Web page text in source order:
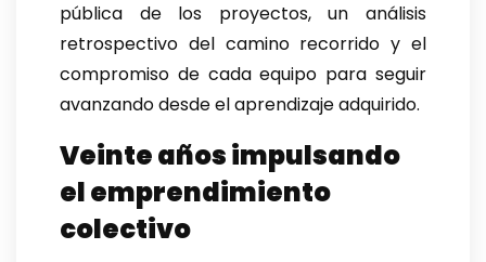
pública de los proyectos, un análisis
retrospectivo del camino recorrido y el
compromiso de cada equipo para seguir
avanzando desde el aprendizaje adquirido.
Veinte años impulsando
el emprendimiento
colectivo